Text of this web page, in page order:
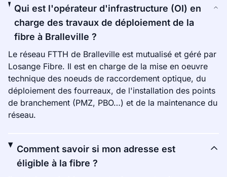
Qui est l'opérateur d'infrastructure (OI) en
charge des travaux de déploiement de la
fibre à Bralleville ?
Le réseau FTTH de Bralleville est mutualisé et géré par
Losange Fibre. Il est en charge de la mise en oeuvre
technique des noeuds de raccordement optique, du
déploiement des fourreaux, de l'installation des points
de branchement (PMZ, PBO…) et de la maintenance du
réseau.
Comment savoir si mon adresse est
éligible à la fibre ?